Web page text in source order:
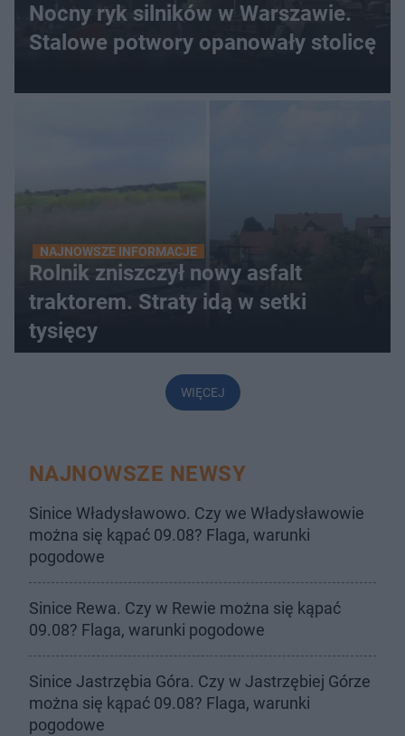
Nocny ryk silników w Warszawie.
Stalowe potwory opanowały stolicę
NAJNOWSZE INFORMACJE
Rolnik zniszczył nowy asfalt
traktorem. Straty idą w setki
tysięcy
WIĘCEJ
NAJNOWSZE NEWSY
Sinice Władysławowo. Czy we Władysławowie
można się kąpać 09.08? Flaga, warunki
pogodowe
Sinice Rewa. Czy w Rewie można się kąpać
09.08? Flaga, warunki pogodowe
Sinice Jastrzębia Góra. Czy w Jastrzębiej Górze
można się kąpać 09.08? Flaga, warunki
pogodowe